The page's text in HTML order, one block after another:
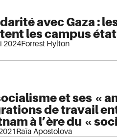
avec Gaza :
les campus
2024Forrest Hylton
et ses «
de travail
à l’ère du «
Raïa Apostolova